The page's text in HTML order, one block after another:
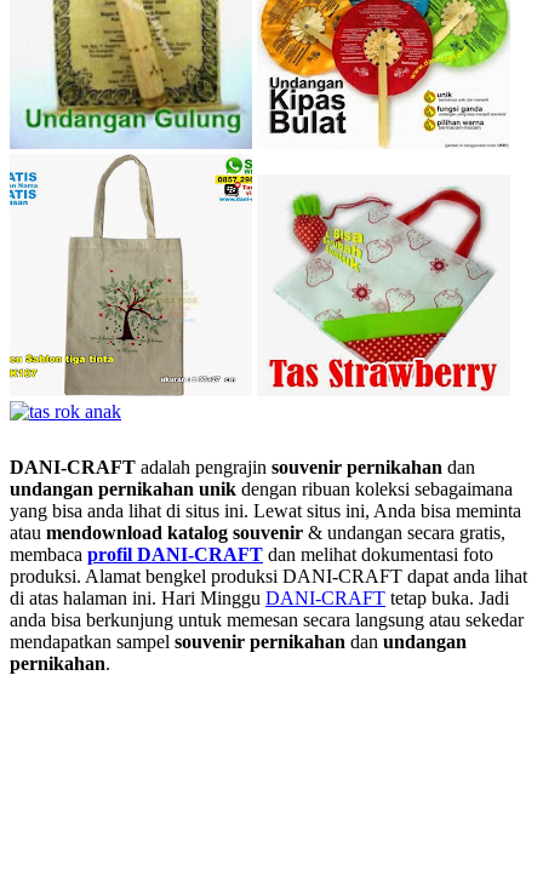
DANI-CRAFT adalah pengrajin souvenir pernikahan dan
undangan pernikahan unik dengan ribuan koleksi sebagaimana
yang bisa anda lihat di situs ini. Lewat situs ini, Anda bisa meminta
atau mendownload katalog souvenir & undangan secara gratis,
membaca profil DANI-CRAFT dan melihat dokumentasi foto
produksi. Alamat bengkel produksi DANI-CRAFT dapat anda lihat
di atas halaman ini. Hari Minggu DANI-CRAFT tetap buka. Jadi
anda bisa berkunjung untuk memesan secara langsung atau sekedar
mendapatkan sampel souvenir pernikahan dan undangan
pernikahan.